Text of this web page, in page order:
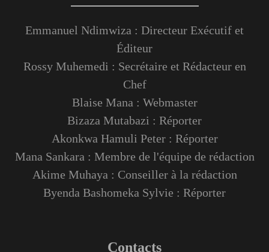
Emmanuel Ndimwiza : Directeur Exécutif et
Éditeur
Rossy Muhemedi : Secrétaire et Rédacteur en
Chef
Blaise Mana : Webmaster
Bizaza Mutabazi : Réporter
Akonkwa Hamuli Peter : Réporter
Mana Sankara : Membre de l'équipe de rédaction
Akime Muhaya : Conseiller à la rédaction
Byenda Bashomeka Sylvie : Réporter
Contacts